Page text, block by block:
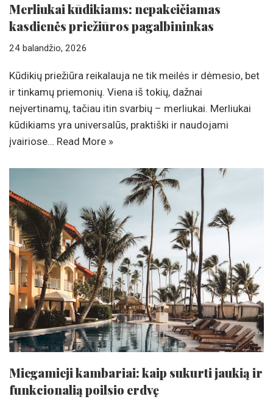
Merliukai kūdikiams: nepakeičiamas
kasdienės priežiūros pagalbininkas
24 balandžio, 2026
Kūdikių priežiūra reikalauja ne tik meilės ir dėmesio, bet
ir tinkamų priemonių. Viena iš tokių, dažnai
neįvertinamų, tačiau itin svarbių – merliukai. Merliukai
kūdikiams yra universalūs, praktiški ir naudojami
įvairiose… Read More »
Miegamieji kambariai: kaip sukurti jaukią ir
funkcionalią poilsio erdvę